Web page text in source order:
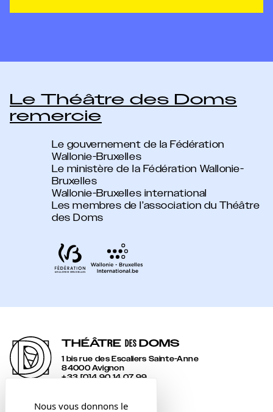
Le Théâtre des Doms
remercie
Le gouvernement de la Fédération
Wallonie-Bruxelles
Le ministère de la Fédération Wallonie-
Bruxelles
Wallonie-Bruxelles international
Les membres de l’association du Théâtre
des Doms
THÉÂTRE DES DOMS
1 bis rue des Escaliers Sainte-Anne
84000 Avignon
+33 [0]4 90 14 07 99
Nous vous donnons le